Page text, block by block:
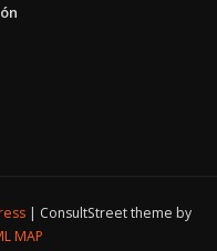
ConsultStreet theme by
MAP